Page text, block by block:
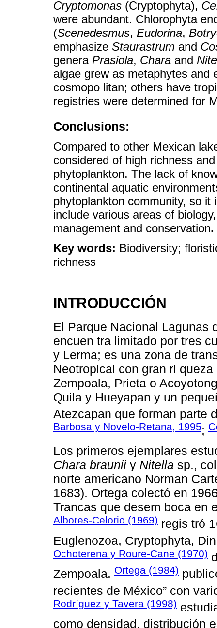
Cryptomonas (Cryptophyta),
were abundant. Chlorophyta
(Scenedesmus, Eudorina,
emphasize Staurastrum and
genera Prasiola, Chara and
algae grew as metaphytes and
cosmopo litan; others have
registries were determined for
Conclusions:
Compared to other Mexican
considered of high richness
phytoplankton. The lack of
continental aquatic
phytoplankton community, so
include various areas of
management and conservation.
Key words: Biodiversity;
richness
INTRODUCCIÓN
El Parque Nacional Lagunas
encuen tra limitado por tres
y Lerma; es una zona de
Neotropical con gran ri
Zempoala, Prieta o
Quila y Hueyapan y un
Atezcapan que forman parte
Barbosa y Novelo-Retana, 1995;
Los primeros ejemplares
Chara braunii y Nitella sp.,
norte americano Norman
1683). Ortega colectó en
Trancas que desem boca en
Albores-Celorio (1969) regis tró
Euglenozoa, Cryptophyta,
Ochoterena y Roure-Cane (1970)
Zempoala. Ortega (1984)
recientes de México” con
Rodríguez y Tavera (1998)
como densidad, distribución